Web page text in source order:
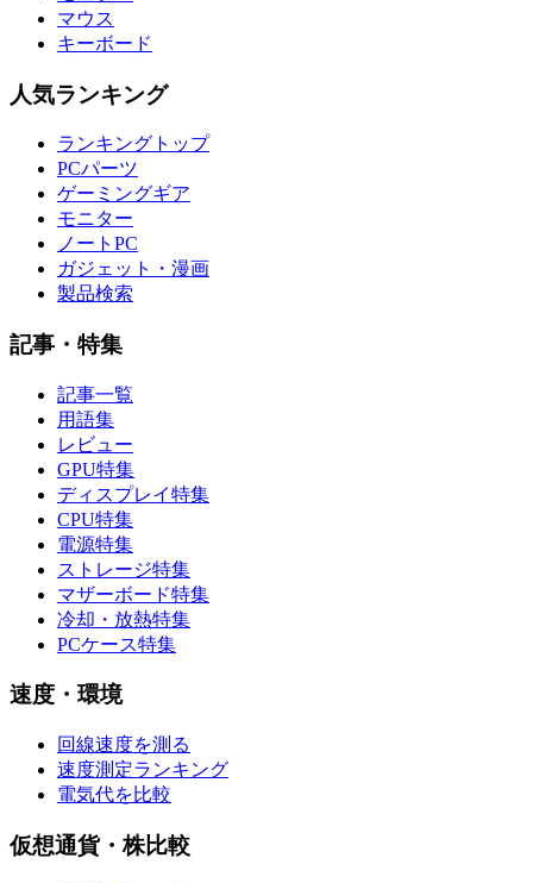
マウス
キーボード
人気ランキング
ランキングトップ
PCパーツ
ゲーミングギア
モニター
ノートPC
ガジェット・漫画
製品検索
記事・特集
記事一覧
用語集
レビュー
GPU特集
ディスプレイ特集
CPU特集
電源特集
ストレージ特集
マザーボード特集
冷却・放熱特集
PCケース特集
速度・環境
回線速度を測る
速度測定ランキング
電気代を比較
仮想通貨・株比較